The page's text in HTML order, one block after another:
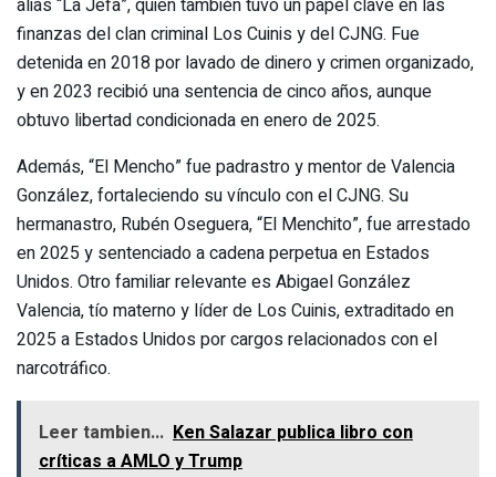
alias “La Jefa”, quien también tuvo un papel clave en las
finanzas del clan criminal Los Cuinis y del CJNG. Fue
detenida en 2018 por lavado de dinero y crimen organizado,
y en 2023 recibió una sentencia de cinco años, aunque
obtuvo libertad condicionada en enero de 2025.
Además, “El Mencho” fue padrastro y mentor de Valencia
González, fortaleciendo su vínculo con el CJNG. Su
hermanastro, Rubén Oseguera, “El Menchito”, fue arrestado
en 2025 y sentenciado a cadena perpetua en Estados
Unidos. Otro familiar relevante es Abigael González
Valencia, tío materno y líder de Los Cuinis, extraditado en
2025 a Estados Unidos por cargos relacionados con el
narcotráfico.
Leer tambien... Ken Salazar publica libro con
críticas a AMLO y Trump